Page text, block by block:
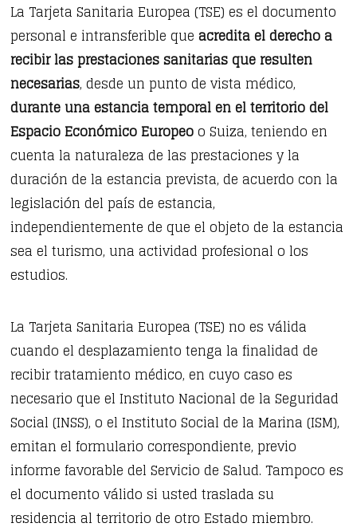
La Tarjeta Sanitaria Europea (TSE) es el documento
personal e intransferible queacredita el derecho a
recibir las prestaciones sanitarias que resulten
necesarias, desde un punto de vista médico,
durante una estancia temporal en el territorio del
Espacio Económico Europeoo Suiza, teniendo en
cuenta la naturaleza de las prestaciones y la
duración de la estancia prevista, de acuerdo con la
legislación del país de estancia,
independientemente de que el objeto de la estancia
sea el turismo, una actividad profesional o los
estudios.
La Tarjeta Sanitaria Europea (TSE) no es válida
cuando el desplazamiento tenga la finalidad de
recibir tratamiento médico, en cuyo caso es
necesario que el Instituto Nacional de la Seguridad
Social (INSS), o el Instituto Social de la Marina (ISM),
emitan el formulario correspondiente, previo
informe favorable del Servicio de Salud. Tampoco es
el documento válido si usted traslada su
residencia al territorio de otro Estado miembro.